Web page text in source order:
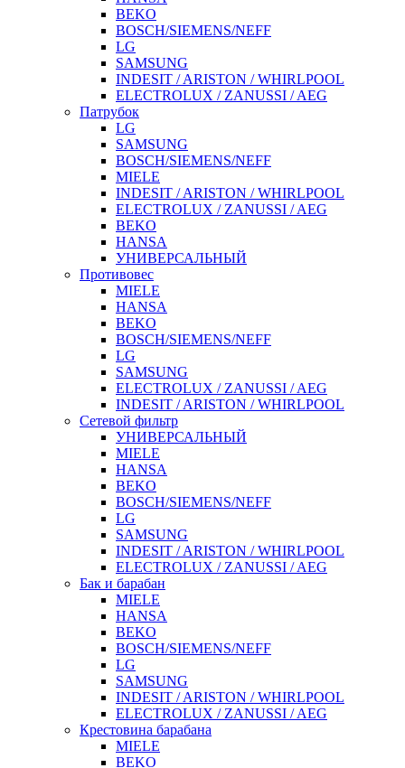
BEKO
BOSCH/SIEMENS/NEFF
LG
SAMSUNG
INDESIT / ARISTON / WHIRLPOOL
ELECTROLUX / ZANUSSI / AEG
Патрубок
LG
SAMSUNG
BOSCH/SIEMENS/NEFF
MIELE
INDESIT / ARISTON / WHIRLPOOL
ELECTROLUX / ZANUSSI / AEG
BEKO
HANSA
УНИВЕРСАЛЬНЫЙ
Противовес
MIELE
HANSA
BEKO
BOSCH/SIEMENS/NEFF
LG
SAMSUNG
ELECTROLUX / ZANUSSI / AEG
INDESIT / ARISTON / WHIRLPOOL
Сетевой фильтр
УНИВЕРСАЛЬНЫЙ
MIELE
HANSA
BEKO
BOSCH/SIEMENS/NEFF
LG
SAMSUNG
INDESIT / ARISTON / WHIRLPOOL
ELECTROLUX / ZANUSSI / AEG
Бак и барабан
MIELE
HANSA
BEKO
BOSCH/SIEMENS/NEFF
LG
SAMSUNG
INDESIT / ARISTON / WHIRLPOOL
ELECTROLUX / ZANUSSI / AEG
Крестовина барабана
MIELE
BEKO